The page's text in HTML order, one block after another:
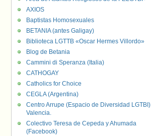
AXIOS
Baptistas Homosexuales
BETANIA (antes Galigay)
Biblioteca LGTTB «Oscar Hermes Villordo»
Blog de Betania
Cammini di Speranza (Italia)
CATHOGAY
Catholics for Choice
CEGLA (Argentina)
Centro Arrupe (Espacio de Diversidad LGTBI)
Valencia.
Colectivo Teresa de Cepeda y Ahumada
(Facebook)